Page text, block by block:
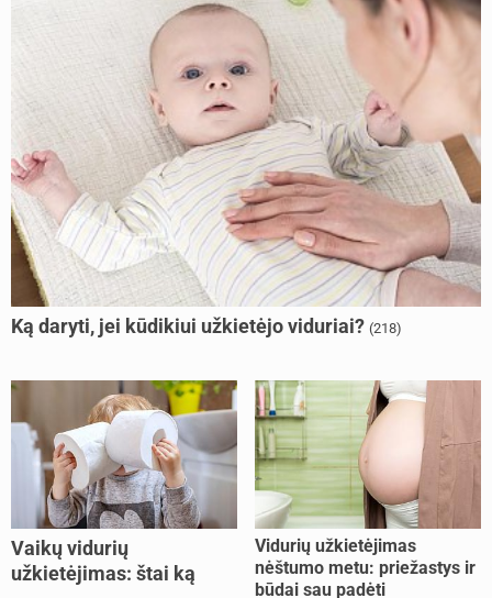
Ką daryti, jei kūdikiui užkietėjo viduriai? (218)
Vaikų vidurių
užkietėjimas: štai ką
Vidurių užkietėjimas
nėštumo metu: priežastys ir
būdai sau padėti